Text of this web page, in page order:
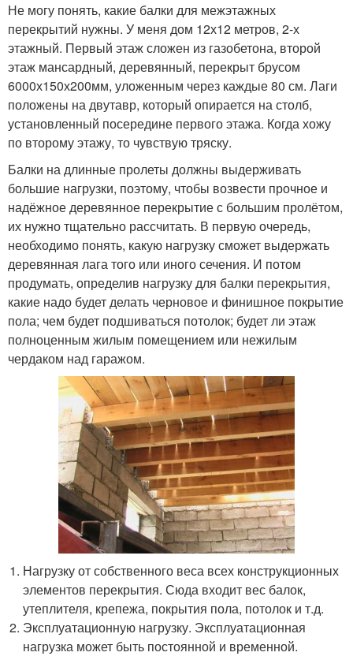
Не могу понять, какие балки для межэтажных
перекрытий нужны. У меня дом 12х12 метров, 2-х
этажный. Первый этаж сложен из газобетона, второй
этаж мансардный, деревянный, перекрыт брусом
6000х150х200мм, уложенным через каждые 80 см. Лаги
положены на двутавр, который опирается на столб,
установленный посередине первого этажа. Когда хожу
по второму этажу, то чувствую тряску.
Балки на длинные пролеты должны выдерживать
большие нагрузки, поэтому, чтобы возвести прочное и
надёжное деревянное перекрытие с большим пролётом,
их нужно тщательно рассчитать. В первую очередь,
необходимо понять, какую нагрузку сможет выдержать
деревянная лага того или иного сечения. И потом
продумать, определив нагрузку для балки перекрытия,
какие надо будет делать черновое и финишное покрытие
пола; чем будет подшиваться потолок; будет ли этаж
полноценным жилым помещением или нежилым
чердаком над гаражом.
Нагрузку от собственного веса всех конструкционных
элементов перекрытия. Сюда входит вес балок,
утеплителя, крепежа, покрытия пола, потолок и т.д.
Эксплуатационную нагрузку. Эксплуатационная
нагрузка может быть постоянной и временной.